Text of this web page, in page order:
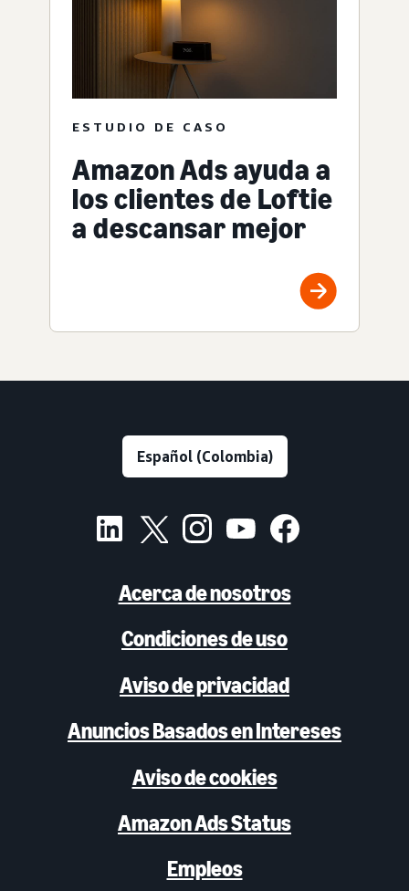
ESTUDIO DE CASO
Amazon Ads ayuda a
los clientes de Loftie
a descansar mejor
Acerca de nosotros
Condiciones de uso
Aviso de privacidad
Anuncios Basados en Intereses
Aviso de cookies
Amazon Ads Status
Empleos